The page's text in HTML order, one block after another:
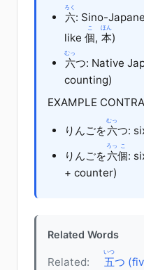
六
ろく
: Sino-
like 個
こ
, 本
ほん
)
六
むっ
つ: Native
counting)
EXAMPLE
りんごを六
むっ
つ:
りんごを六
ろっ
個
こ
:
+ counter)
Related Words
Related: 五
いつ
つ